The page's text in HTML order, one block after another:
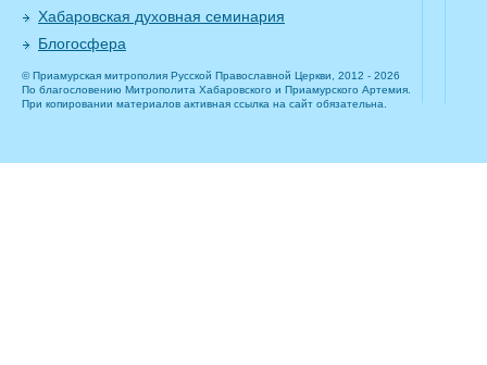
Хабаровская духовная семинария
Блогосфера
© Приамурская митрополия Русской Православной Церкви, 2012 - 2026
По благословению Митрополита Хабаровского и Приамурского Артемия.
При копировании материалов активная ссылка на сайт обязательна.